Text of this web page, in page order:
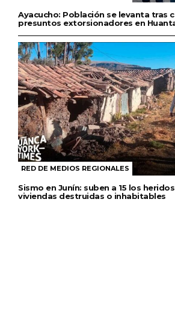
Ayacucho: Población se levanta tras
presuntos extorsionadores en
RED DE MEDIOS REGIONALES
Sismo en Junín: suben a 15 los
viviendas destruidas o inhabitables